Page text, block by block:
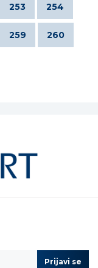
253 254
259 260
Prijavi se